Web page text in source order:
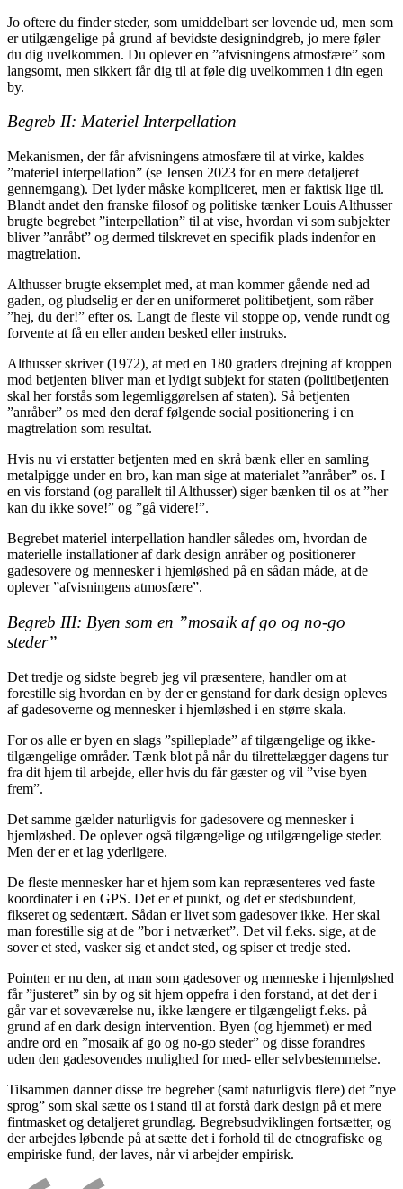
Jo oftere du finder steder, som umiddelbart ser lovende ud, men som
er utilgængelige på grund af bevidste designindgreb, jo mere føler
du dig uvelkommen. Du oplever en ”afvisningens atmosfære” som
langsomt, men sikkert får dig til at føle dig uvelkommen i din egen
by.
Begreb II: Materiel Interpellation
Mekanismen, der får afvisningens atmosfære til at virke, kaldes
”materiel interpellation” (se Jensen 2023 for en mere detaljeret
gennemgang). Det lyder måske kompliceret, men er faktisk lige til.
Blandt andet den franske filosof og politiske tænker Louis Althusser
brugte begrebet ”interpellation” til at vise, hvordan vi som subjekter
bliver ”anråbt” og dermed tilskrevet en specifik plads indenfor en
magtrelation.
Althusser brugte eksemplet med, at man kommer gående ned ad
gaden, og pludselig er der en uniformeret politibetjent, som råber
”hej, du der!” efter os. Langt de fleste vil stoppe op, vende rundt og
forvente at få en eller anden besked eller instruks.
Althusser skriver (1972), at med en 180 graders drejning af kroppen
mod betjenten bliver man et lydigt subjekt for staten (politibetjenten
skal her forstås som legemliggørelsen af staten). Så betjenten
”anråber” os med den deraf følgende social positionering i en
magtrelation som resultat.
Hvis nu vi erstatter betjenten med en skrå bænk eller en samling
metalpigge under en bro, kan man sige at materialet ”anråber” os. I
en vis forstand (og parallelt til Althusser) siger bænken til os at ”her
kan du ikke sove!” og ”gå videre!”.
Begrebet materiel interpellation handler således om, hvordan de
materielle installationer af dark design anråber og positionerer
gadesovere og mennesker i hjemløshed på en sådan måde, at de
oplever ”afvisningens atmosfære”.
Begreb III: Byen som en ”mosaik af go og no-go
steder”
Det tredje og sidste begreb jeg vil præsentere, handler om at
forestille sig hvordan en by der er genstand for dark design opleves
af gadesoverne og mennesker i hjemløshed i en større skala.
For os alle er byen en slags ”spilleplade” af tilgængelige og ikke-
tilgængelige områder. Tænk blot på når du tilrettelægger dagens tur
fra dit hjem til arbejde, eller hvis du får gæster og vil ”vise byen
frem”.
Det samme gælder naturligvis for gadesovere og mennesker i
hjemløshed. De oplever også tilgængelige og utilgængelige steder.
Men der er et lag yderligere.
De fleste mennesker har et hjem som kan repræsenteres ved faste
koordinater i en GPS. Det er et punkt, og det er stedsbundent,
fikseret og sedentært. Sådan er livet som gadesover ikke. Her skal
man forestille sig at de ”bor i netværket”. Det vil f.eks. sige, at de
sover et sted, vasker sig et andet sted, og spiser et tredje sted.
Pointen er nu den, at man som gadesover og menneske i hjemløshed
får ”justeret” sin by og sit hjem oppefra i den forstand, at det der i
går var et soveværelse nu, ikke længere er tilgængeligt f.eks. på
grund af en dark design intervention. Byen (og hjemmet) er med
andre ord en ”mosaik af go og no-go steder” og disse forandres
uden den gadesovendes mulighed for med- eller selvbestemmelse.
Tilsammen danner disse tre begreber (samt naturligvis flere) det ”nye
sprog” som skal sætte os i stand til at forstå dark design på et mere
fintmasket og detaljeret grundlag. Begrebsudviklingen fortsætter, og
der arbejdes løbende på at sætte det i forhold til de etnografiske og
empiriske fund, der laves, når vi arbejder empirisk.